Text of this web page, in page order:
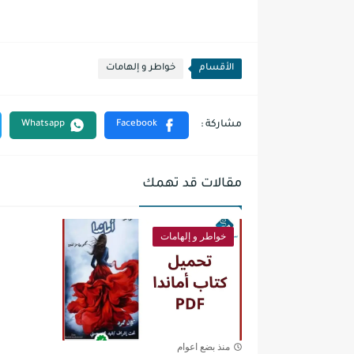
الأقسام خواطر و إلهامات
مقالات قد تهمك
خواطر و إلهامات
منذ بضع اعوام